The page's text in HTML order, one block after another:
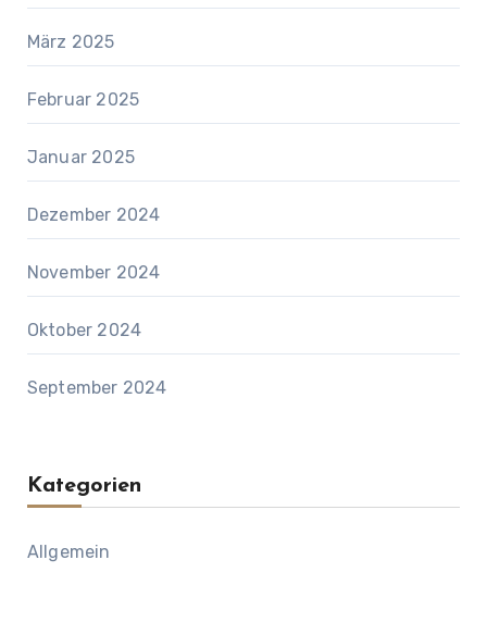
März 2025
Februar 2025
Januar 2025
Dezember 2024
November 2024
Oktober 2024
September 2024
Kategorien
Allgemein